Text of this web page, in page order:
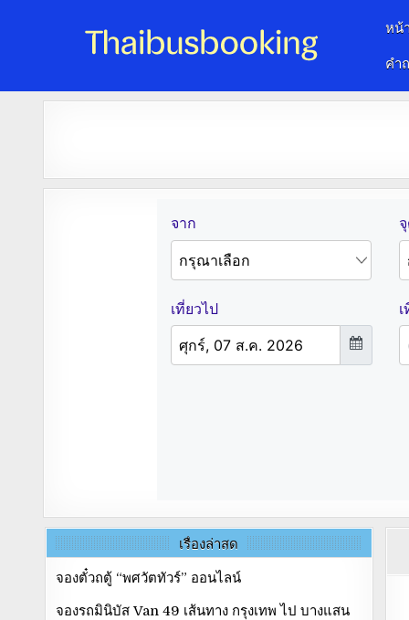
จองตั๋วรถออนไลน์ 24 ชั่วโมง
หน้
คำ
เรื่องล่าสุด
จองตั๋วถตู้ “พศวัตทัวร์” ออนไลน์
จองรถมินิบัส Van 49 เส้นทาง กรุงเทพ ไป บางแสน